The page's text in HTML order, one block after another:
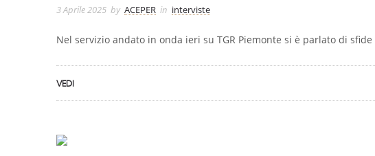
3 Aprile 2025 by ACEPER in interviste
Nel servizio andato in onda ieri su TGR Piemonte si è parlato di
VEDI